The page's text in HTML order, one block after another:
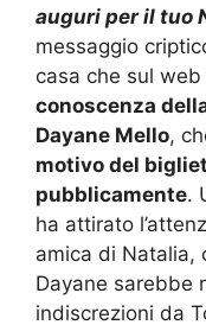
auguri per il tuo
messaggio
casa che sul
conoscenza
Dayane Mello,
motivo del
pubblicamente.
ha attirato
amica di Natalia,
Dayane sarebbe
indiscrezioni da